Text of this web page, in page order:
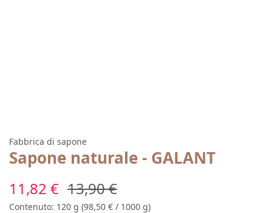
Fabbrica di sapone
Sapone naturale - GALANT
Prezzo di vendita:
11,82 € Prezzo normale:
13,90 €
Contenuto: 120 g (98,50 € / 1000 g)